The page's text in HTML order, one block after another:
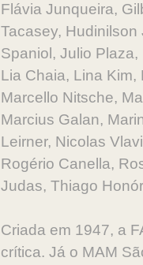
Flávia Junqueira,
Tacasey,
Spaniol, Julio
Lia Chaia, Lina
Marcello Nitsche,
Marcius Galan,
Leirner, Nicolas
Rogério Canella,
Judas, Thiago
Criada em 1947, a
crítica. Já o MAM